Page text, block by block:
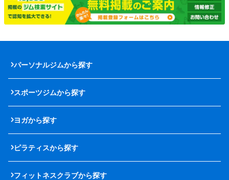
パーソナルジムから探す
スポーツジムから探す
ヨガから探す
ピラティスから探す
フィットネスクラブから探す